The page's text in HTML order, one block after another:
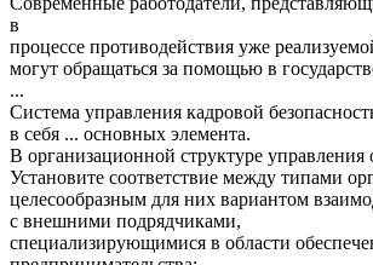
в
процессе противодействия уже
могут обращаться за помощью в
...
Система управления кадровой
в себя ... основных элемента.
В организационной структуре управления
Установите соответствие между типами
целесообразным для них вариантом
с внешними подрядчиками,
специализирующимися в области